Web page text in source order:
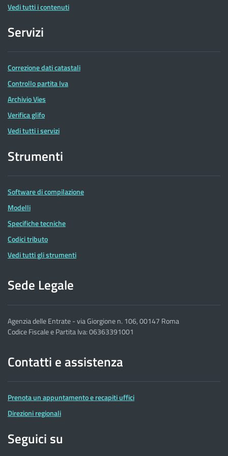
Vedi tutti i contenuti
Servizi
Correzione dati catastali
Controllo partita Iva
Archivio Vies
Verifica glifo
Vedi tutti i servizi
Strumenti
Software di compilazione
Modelli
Specifiche tecniche
Codici tributo
Vedi tutti gli strumenti
Sede Legale
Agenzia delle Entrate - via Giorgione n. 106, 00147 Roma
Codice Fiscale e Partita Iva: 06363391001
Contatti e assistenza
Prenota un appuntamento e recapiti uffici
Direzioni regionali
Seguici su